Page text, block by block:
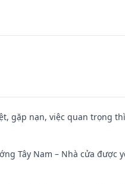
gặp nạn, việc quan trọng
Tây Nam – Nhà cửa được